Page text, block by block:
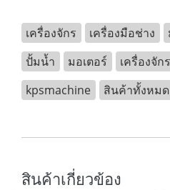
เครื่องจักร เครื่องมือช่าง
ปั้มน้ำ
มอเตอร์ เครื่องจัก
kpsmachine
สินค้าทั้งหมด
สินค้าเกี่ยวข้อง